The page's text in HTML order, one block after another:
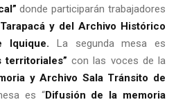
donde participarán trabajadores
y del Archivo Histórico
Iquique. La segunda mesa es
con las voces de la
y Archivo Sala Tránsito de
es “Difusión de la memoria